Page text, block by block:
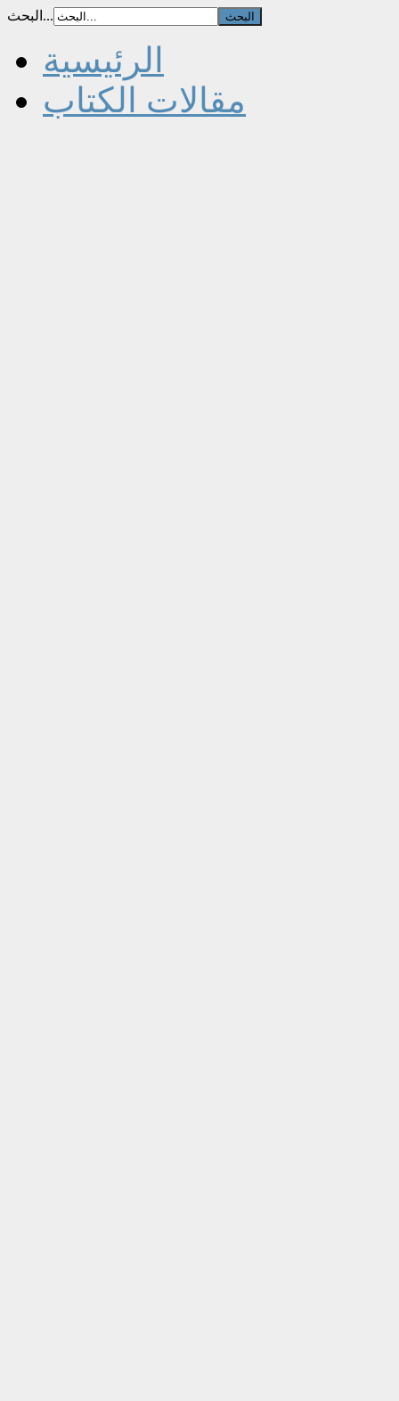
البحث...
الرئيسية
مقالات الكتاب